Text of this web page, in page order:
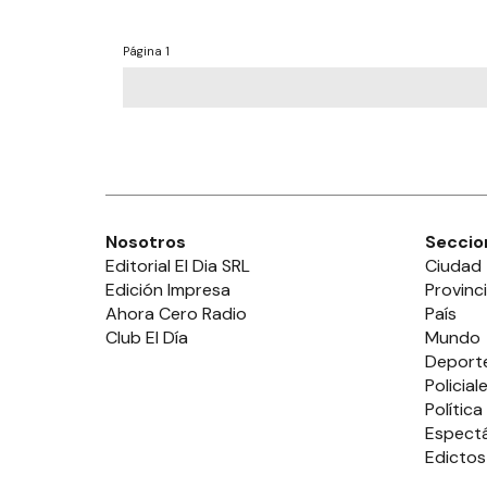
Página 1
Nosotros
Editorial El Dia SRL
Edición Impresa
Ahora Cero Radio
Club El Día
Ciudad
País
Mundo
Política
Edictos